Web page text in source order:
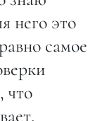
него это
самое
что